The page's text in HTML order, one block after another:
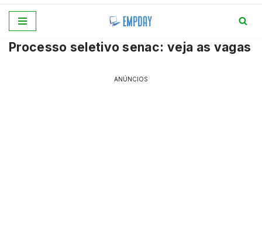
para
Processo seletivo senac: veja as vagas
ANÚNCIOS